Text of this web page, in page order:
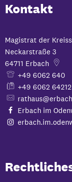
Kontakt
Magistrat der
Neckarstraße 3
64711 Erbach
+49 6062 640
+49 6062 64212
Erbach im